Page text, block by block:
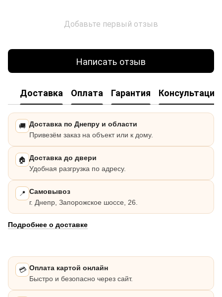
Добавьте первый отзыв
Написать отзыв
Доставка Оплата Гарантия Консультация
🚚 Доставка по Днепру и области
Привезём заказ на объект или к дому.
🏠 Доставка до двери
Удобная разгрузка по адресу.
📍 Самовывоз
г. Днепр, Запорожское шоссе, 26.
Подробнее о доставке
💳 Оплата картой онлайн
Быстро и безопасно через сайт.